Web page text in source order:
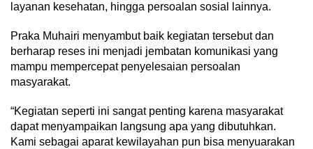
layanan kesehatan, hingga persoalan sosial lainnya.
Praka Muhairi menyambut baik kegiatan tersebut dan
berharap reses ini menjadi jembatan komunikasi yang
mampu mempercepat penyelesaian persoalan
masyarakat.
“Kegiatan seperti ini sangat penting karena masyarakat
dapat menyampaikan langsung apa yang dibutuhkan.
Kami sebagai aparat kewilayahan pun bisa menyuarakan